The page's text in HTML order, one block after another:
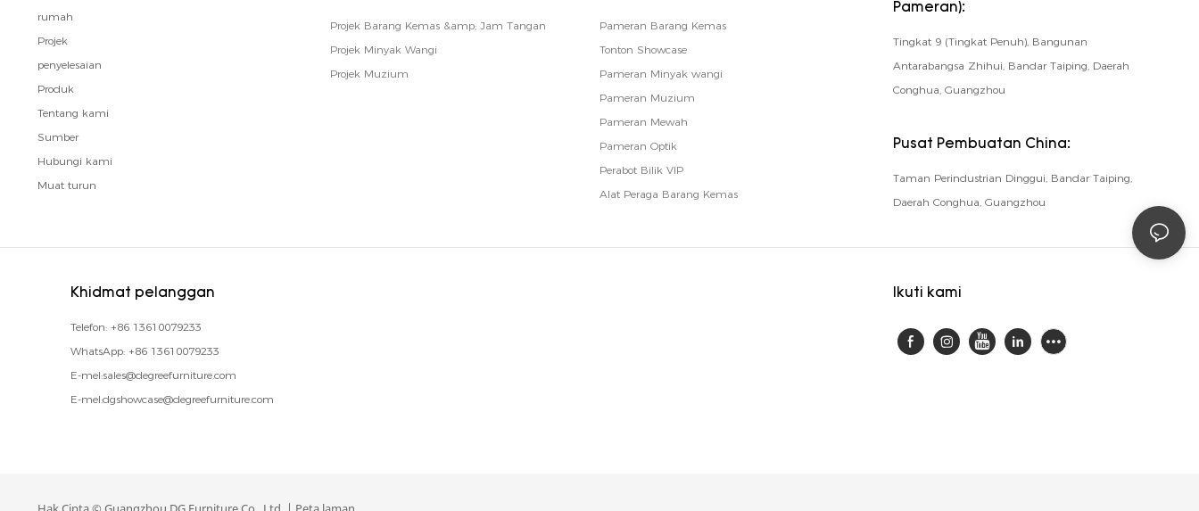
rumah
Projek
penyelesaian
Produk
Tentang kami
Sumber
Hubungi kami
Muat turun
Projek Barang Kemas &amp; Jam Tangan
Projek Minyak Wangi
Projek Muzium
Pameran Barang Kemas
Tonton Showcase
Pameran Minyak wangi
Pameran Muzium
Pameran Mewah
Pameran Optik
Perabot Bilik VIP
Alat Peraga Barang Kemas
Pameran):
Tingkat 9 (Tingkat Penuh), Bangunan
Antarabangsa Zhihui, Bandar Taiping, Daerah
Conghua, Guangzhou
Pusat Pembuatan China:
Taman Perindustrian Dinggui, Bandar Taiping,
Daerah Conghua, Guangzhou
Khidmat pelanggan
Telefon: +86 13610079233
WhatsApp: +86 13610079233
E-mel:sales@degreefurniture.com
E-mel:dgshowcase@degreefurniture.com
Ikuti kami